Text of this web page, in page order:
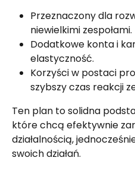
Przeznaczony dla
niewielkimi zespołami.
Dodatkowe konta i
elastyczność.
Korzyści w postaci
szybszy czas reakcji
Ten plan to solidna
które chcą efektywnie
działalnością,
swoich działań.